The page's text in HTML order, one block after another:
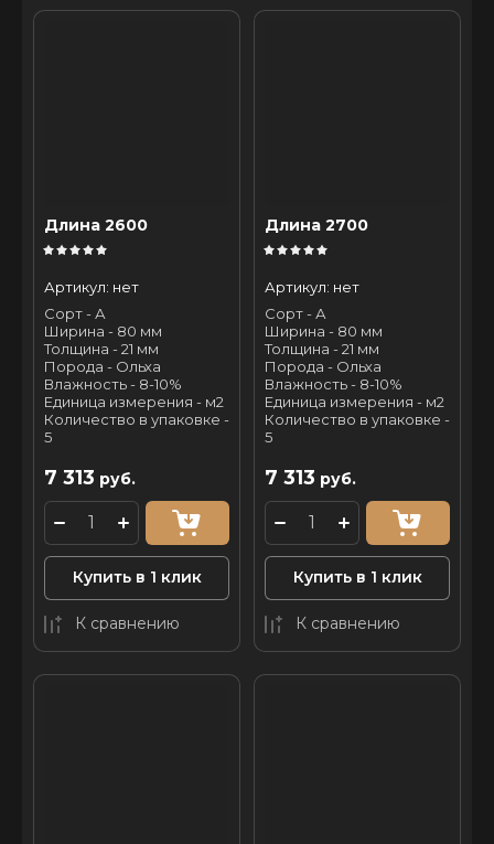
Длина 2600
Артикул: нет
Сорт - А
Ширина - 80 мм
Толщина - 21 мм
Порода - Ольха
Влажность - 8-10%
Единица измерения - м2
Количество в упаковке -
5
7 313 руб.
Купить в 1 клик
К сравнению
Длина 2700
Артикул: нет
Сорт - А
Ширина - 80 мм
Толщина - 21 мм
Порода - Ольха
Влажность - 8-10%
Единица измерения - м2
Количество в упаковке -
5
7 313 руб.
Купить в 1 клик
К сравнению